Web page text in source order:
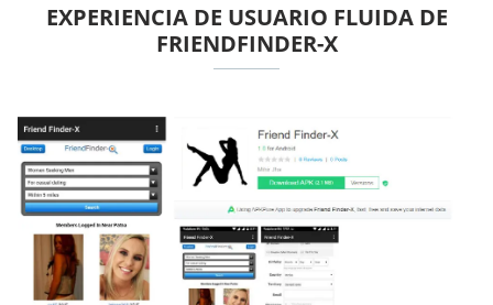
EXPERIENCIA DE USUARIO FLUIDA DE
FRIENDFINDER-X